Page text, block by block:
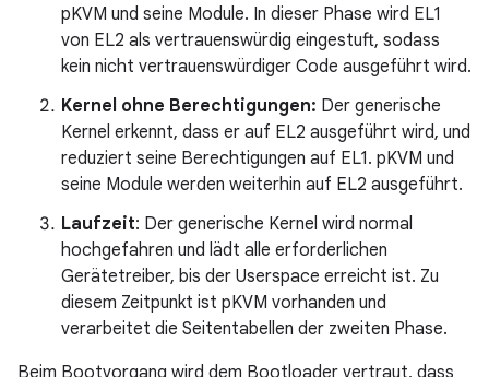
pKVM und seine Module. In dieser Phase wird EL1
von EL2 als vertrauenswürdig eingestuft, sodass
kein nicht vertrauenswürdiger Code ausgeführt wird.
Kernel ohne Berechtigungen: Der generische
Kernel erkennt, dass er auf EL2 ausgeführt wird, und
reduziert seine Berechtigungen auf EL1. pKVM und
seine Module werden weiterhin auf EL2 ausgeführt.
Laufzeit: Der generische Kernel wird normal
hochgefahren und lädt alle erforderlichen
Gerätetreiber, bis der Userspace erreicht ist. Zu
diesem Zeitpunkt ist pKVM vorhanden und
verarbeitet die Seitentabellen der zweiten Phase.
Beim Bootvorgang wird dem Bootloader vertraut, dass